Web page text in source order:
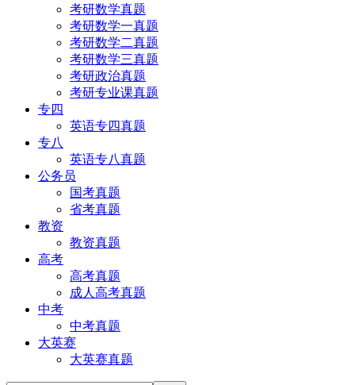
考研数学真题
考研数学一真题
考研数学二真题
考研数学三真题
考研政治真题
考研专业课真题
专四
英语专四真题
专八
英语专八真题
公务员
国考真题
省考真题
教资
教资真题
高考
高考真题
成人高考真题
中考
中考真题
大英赛
大英赛真题